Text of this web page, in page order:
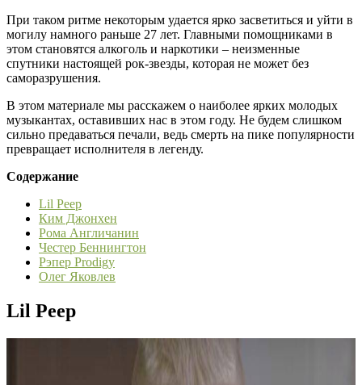
При таком ритме некоторым удается ярко засветиться и уйти в
могилу намного раньше 27 лет. Главными помощниками в
этом становятся алкоголь и наркотики – неизменные
спутники настоящей рок-звезды, которая не может без
саморазрушения.
В этом материале мы расскажем о наиболее ярких молодых
музыкантах, оставивших нас в этом году. Не будем слишком
сильно предаваться печали, ведь смерть на пике популярности
превращает исполнителя в легенду.
Содержание
Lil Peep
Ким Джонхен
Рома Англичанин
Честер Беннингтон
Рэпер Prodigy
Олег Яковлев
Lil Peep